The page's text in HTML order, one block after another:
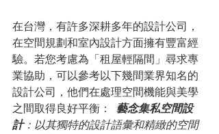
在台灣，有許多深耕多年的設計公司，
在空間規劃和室內設計方面擁有豐富經
驗。若您考慮為「租屋輕隔間」尋求專
業協助，可以參考以下幾間業界知名的
設計公司，他們在處理空間機能與美學
之間取得良好平衡：
藝念集私空間設
計：以其獨特的設計語彙和精緻的空間